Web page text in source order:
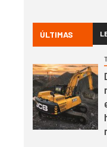
2
ÚLTIMAS